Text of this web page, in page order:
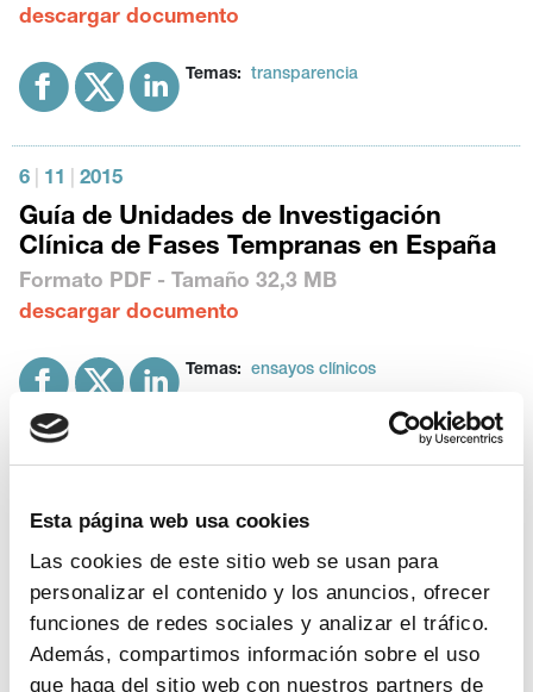
Esta página web usa cookies
Las cookies de este sitio web se usan para
personalizar el contenido y los anuncios, ofrecer
funciones de redes sociales y analizar el tráfico.
Además, compartimos información sobre el uso
que haga del sitio web con nuestros partners de
descargar documento
Temas: transparencia
6 11 2015
Guía de Unidades de Investigación
Clínica de Fases Tempranas en España
Formato PDF - Tamaño32,3 MB
descargar documento
Temas: ensayos clínicos
« 1 2 »
TEMAS